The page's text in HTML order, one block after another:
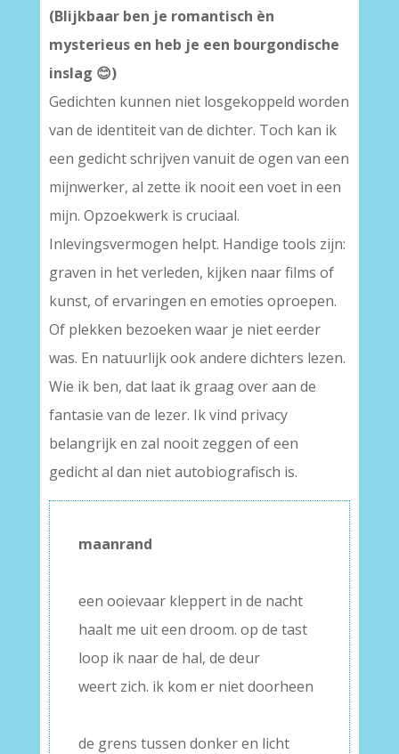
(Blijkbaar ben je romantisch èn
mysterieus en heb je een bourgondische
inslag 😊)
Gedichten kunnen niet losgekoppeld worden
van de identiteit van de dichter. Toch kan ik
een gedicht schrijven vanuit de ogen van een
mijnwerker, al zette ik nooit een voet in een
mijn. Opzoekwerk is cruciaal.
Inlevingsvermogen helpt. Handige tools zijn:
graven in het verleden, kijken naar films of
kunst, of ervaringen en emoties oproepen.
Of plekken bezoeken waar je niet eerder
was. En natuurlijk ook andere dichters lezen.
Wie ik ben, dat laat ik graag over aan de
fantasie van de lezer. Ik vind privacy
belangrijk en zal nooit zeggen of een
gedicht al dan niet autobiografisch is.
maanrand
een ooievaar kleppert in de nacht
haalt me uit een droom. op de tast
loop ik naar de hal, de deur
weert zich. ik kom er niet doorheen
de grens tussen donker en licht